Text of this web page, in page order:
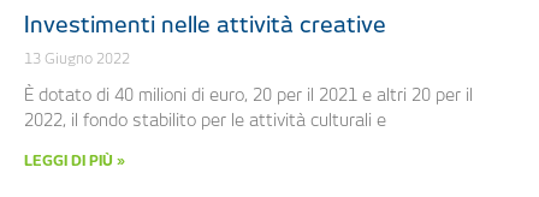
Investimenti nelle attività creative
13 Giugno 2022
È dotato di 40 milioni di euro, 20 per il 2021 e altri 20 per il
2022, il fondo stabilito per le attività culturali e
LEGGI DI PIÙ »